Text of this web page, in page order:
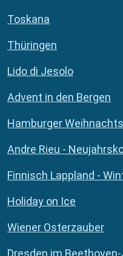
Toskana
Thüringen
Lido di Jesolo
Advent in den Bergen
Hamburger
Andre Rieu -
Finnisch Lappland -
Holiday on Ice
Wiener Osterzauber
Dresden im